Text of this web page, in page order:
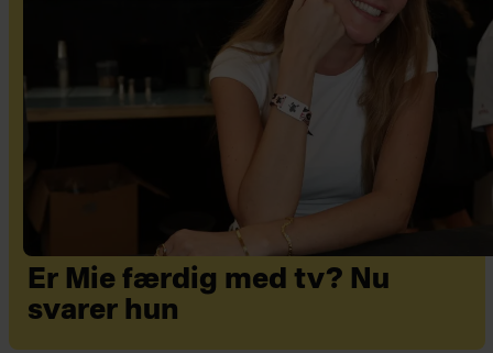
Er Mie færdig med tv? Nu
svarer hun